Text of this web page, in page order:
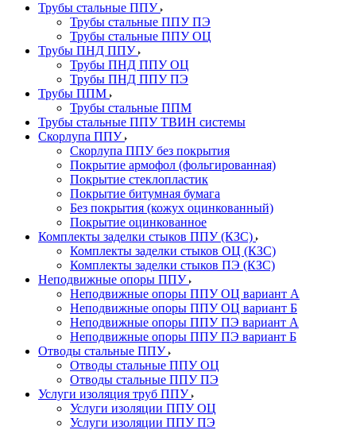
Трубы стальные ППУ
Трубы стальные ППУ ПЭ
Трубы стальные ППУ ОЦ
Трубы ПНД ППУ
Трубы ПНД ППУ ОЦ
Трубы ПНД ППУ ПЭ
Трубы ППМ
Трубы стальные ППМ
Трубы стальные ППУ ТВИН системы
Скорлупа ППУ
Скорлупа ППУ без покрытия
Покрытие армофол (фольгированная)
Покрытие стеклопластик
Покрытие битумная бумага
Без покрытия (кожух оцинкованный)
Покрытие оцинкованное
Комплекты заделки стыков ППУ (КЗС)
Комплекты заделки стыков ОЦ (КЗС)
Комплекты заделки стыков ПЭ (КЗС)
Неподвижные опоры ППУ
Неподвижные опоры ППУ ОЦ вариант А
Неподвижные опоры ППУ ОЦ вариант Б
Неподвижные опоры ППУ ПЭ вариант А
Неподвижные опоры ППУ ПЭ вариант Б
Отводы стальные ППУ
Отводы стальные ППУ ОЦ
Отводы стальные ППУ ПЭ
Услуги изоляция труб ППУ
Услуги изоляции ППУ ОЦ
Услуги изоляции ППУ ПЭ